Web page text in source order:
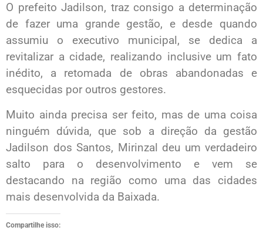
O prefeito Jadilson, traz consigo a determinação
de fazer uma grande gestão, e desde quando
assumiu o executivo municipal, se dedica a
revitalizar a cidade, realizando inclusive um fato
inédito, a retomada de obras abandonadas e
esquecidas por outros gestores.
Muito ainda precisa ser feito, mas de uma coisa
ninguém dúvida, que sob a direção da gestão
Jadilson dos Santos, Mirinzal deu um verdadeiro
salto para o desenvolvimento e vem se
destacando na região como uma das cidades
mais desenvolvida da Baixada.
Compartilhe isso: